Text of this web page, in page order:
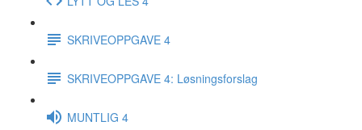
SKRIVEOPPGAVE 4
SKRIVEOPPGAVE 4: Løsningsforslag
MUNTLIG 4